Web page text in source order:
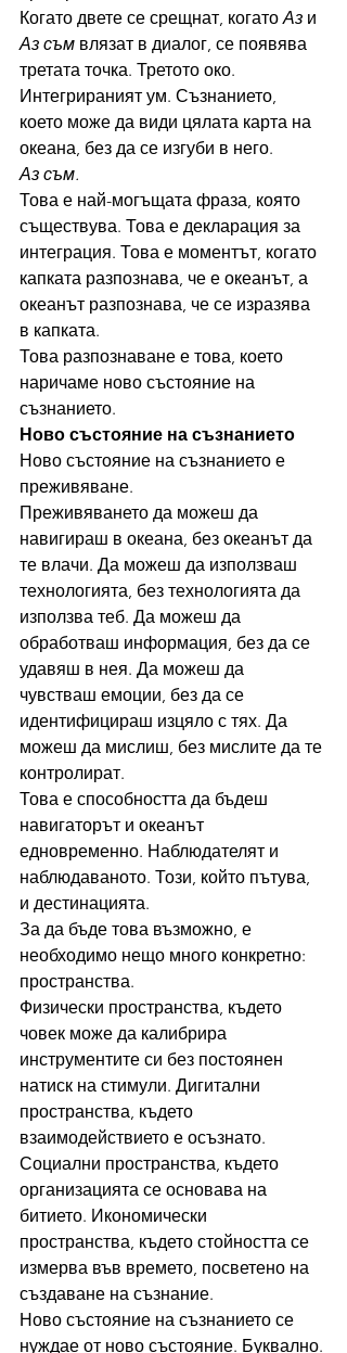
Когато двете се срещнат, когато Аз и
Аз съм влязат в диалог, се появява
третата точка. Третото око.
Интегрираният ум. Съзнанието,
което може да види цялата карта на
океана, без да се изгуби в него.
Аз съм.
Това е най-могъщата фраза, която
съществува. Това е декларация за
интеграция. Това е моментът, когато
капката разпознава, че е океанът, а
океанът разпознава, че се изразява
в капката.
Това разпознаване е това, което
наричаме ново състояние на
съзнанието.
Ново състояние на съзнанието
Ново състояние на съзнанието е
преживяване.
Преживяването да можеш да
навигираш в океана, без океанът да
те влачи. Да можеш да използваш
технологията, без технологията да
използва теб. Да можеш да
обработваш информация, без да се
удавяш в нея. Да можеш да
чувстваш емоции, без да се
идентифицираш изцяло с тях. Да
можеш да мислиш, без мислите да те
контролират.
Това е способността да бъдеш
навигаторът и океанът
едновременно. Наблюдателят и
наблюдаваното. Този, който пътува,
и дестинацията.
За да бъде това възможно, е
необходимо нещо много конкретно:
пространства.
Физически пространства, където
човек може да калибрира
инструментите си без постоянен
натиск на стимули. Дигитални
пространства, където
взаимодействието е осъзнато.
Социални пространства, където
организацията се основава на
битието. Икономически
пространства, където стойността се
измерва във времето, посветено на
създаване на съзнание.
Ново състояние на съзнанието се
нуждае от ново състояние. Буквално.